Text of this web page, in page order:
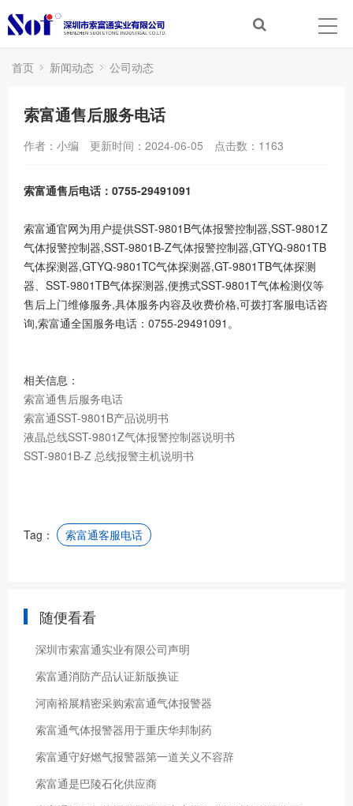
首页 新闻动态 公司动态
索富通售后服务电话
作者：小编 更新时间：2024-06-05 点击数： 1163
索富通售后电话：0755-29491091
索富通官网为用户提供SST-9801B气体报警控制器,SST-9801Z
气体报警控制器,SST-9801B-Z气体报警控制器,GTYQ-9801TB
气体探测器,GTYQ-9801TC气体探测器,GT-9801TB气体探测
器、SST-9801TB气体探测器,便携式SST-9801T气体检测仪等
售后上门维修服务,具体服务内容及收费价格,可拨打客服电话咨
询,索富通全国服务电话：0755-29491091。
相关信息：
索富通售后服务电话
索富通SST-9801B产品说明书
液晶总线SST-9801Z气体报警控制器说明书
SST-9801B-Z 总线报警主机说明书
Tag： 索富通客服电话
随便看看
深圳市索富通实业有限公司声明
索富通消防产品认证新版换证
河南裕展精密采购索富通气体报警器
索富通气体报警器用于重庆华邦制药
索富通守好燃气报警器第一道关义不容辞
索富通是巴陵石化供应商